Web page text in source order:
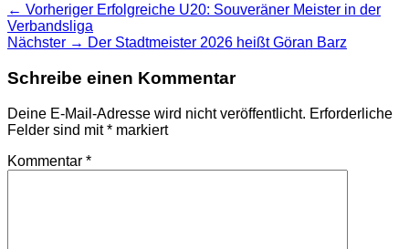
Beitragsnavigation
← Vorheriger Vorheriger
Erfolgreiche U20: Souveräner Meister in der
Verbandsliga
Nächster → Nächster
Der Stadtmeister 2026 heißt Göran Barz
Schreibe einen Kommentar
Deine E-Mail-Adresse wird nicht veröffentlicht. Erforderliche
Felder sind mit* markiert
Kommentar *